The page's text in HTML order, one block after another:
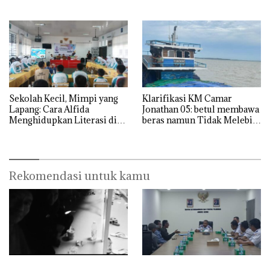
Sekolah Kecil, Mimpi yang
Lapang: Cara Alfida
Menghidupkan Literasi di
Klarifikasi KM Camar
Jonathan 05: betul membawa
beras namun Tidak Melebihi
Rekomendasi untuk kamu